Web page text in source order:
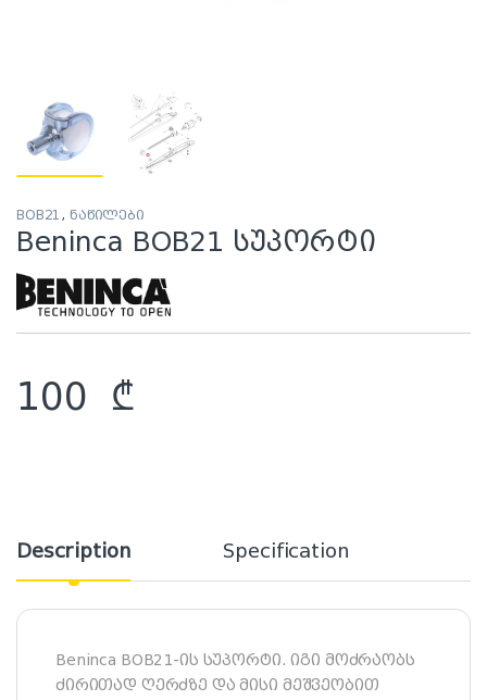
BOB21 ,ნაწილები
Beninca BOB21 სუპორტი
100 ₾
Description Specification
Beninca BOB21-ის სუპორტი. იგი მოძრაობს
ძირითად ღერძზე და მისი მეშვეობით